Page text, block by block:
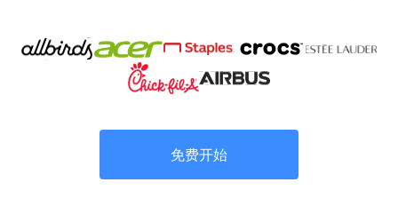
免费开始